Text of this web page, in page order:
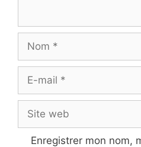
mail
web
Enregistrer mon nom,